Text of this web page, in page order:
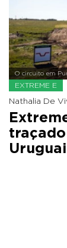
O circuito em
EXTREME E
Nathalia De
Uruguai